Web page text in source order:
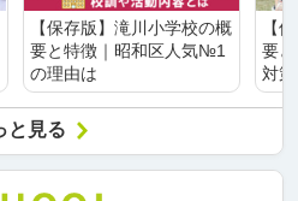
【保存版】滝川小学校の概
要と特徴｜昭和区人気№1
の理由は
【
要
対
と見る